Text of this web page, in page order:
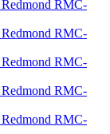
Redmond RMC-
Redmond RMC-
Redmond RMC-
Redmond RMC-
Redmond RMC-